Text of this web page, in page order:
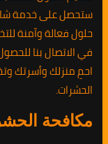
ستحصل على خدمة
حلول فعالة وآمنة
في الاتصال بنا
احمِ منزلك وأسرتك
الحشرات.
مكافحة